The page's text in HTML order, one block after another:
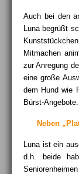
Auch bei den
Luna begrüßt
Mitmachen
zur Anregung
eine große
dem Hund wie
Bürst-Angebote.
Neben
Luna ist ein
d.h. beide